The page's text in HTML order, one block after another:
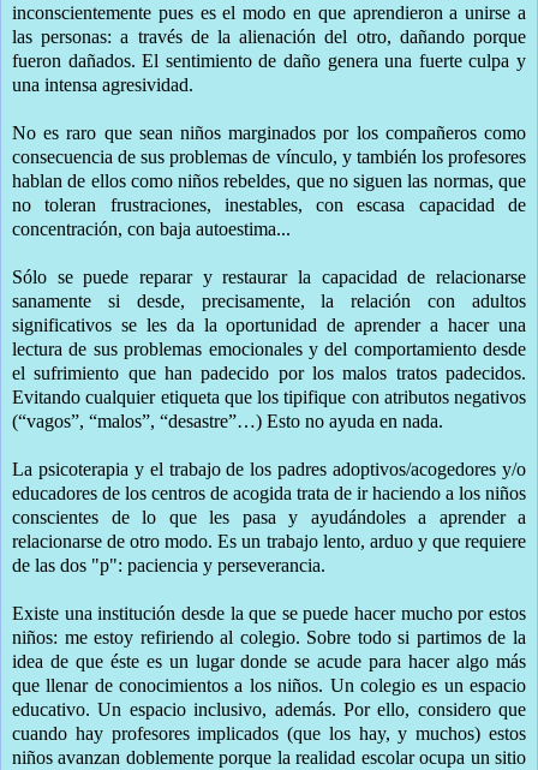
inconscientemente pues es el modo en que aprendieron a unirse a
las personas: a través de la alienación del otro, dañando porque
fueron dañados. El sentimiento de daño genera una fuerte culpa y
una intensa agresividad.
No es raro que sean niños marginados por los compañeros como
consecuencia de sus problemas de vínculo, y también los profesores
hablan de ellos como niños rebeldes, que no siguen las normas, que
no toleran frustraciones, inestables, con escasa capacidad de
concentración, con baja autoestima...
Sólo se puede reparar y restaurar la capacidad de relacionarse
sanamente si desde, precisamente, la relación con adultos
significativos se les da la oportunidad de aprender a hacer una
lectura de sus problemas emocionales y del comportamiento desde
el sufrimiento que han padecido por los malos tratos padecidos.
Evitando cualquier etiqueta que los tipifique con atributos negativos
(“vagos”, “malos”, “desastre”…) Esto no ayuda en nada.
La psicoterapia y el trabajo de los padres adoptivos/acogedores y/o
educadores de los centros de acogida trata de ir haciendo a los niños
conscientes de lo que les pasa y ayudándoles a aprender a
relacionarse de otro modo. Es un trabajo lento, arduo y que requiere
de las dos "p": paciencia y perseverancia.
Existe una institución desde la que se puede hacer mucho por estos
niños: me estoy refiriendo al colegio. Sobre todo si partimos de la
idea de que éste es un lugar donde se acude para hacer algo más
que llenar de conocimientos a los niños. Un colegio es un espacio
educativo. Un espacio inclusivo, además. Por ello, considero que
cuando hay profesores implicados (que los hay, y muchos) estos
niños avanzan doblemente porque la realidad escolar ocupa un sitio